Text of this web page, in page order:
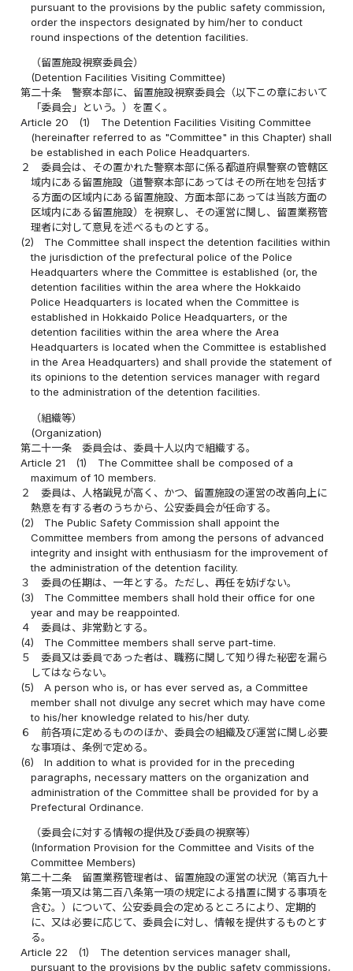
pursuant to the provisions by the public safety commission,
order the inspectors designated by him/her to conduct
round inspections of the detention facilities.
（留置施設視察委員会）
(Detention Facilities Visiting Committee)
第二十条
警察本部に、留置施設視察委員会（以下この章において
「委員会」という。）を置く。
Article 20
(1)
The Detention Facilities Visiting Committee
(hereinafter referred to as "Committee" in this Chapter) shall
be established in each Police Headquarters.
２
委員会は、その置かれた警察本部に係る都道府県警察の管轄区
域内にある留置施設（道警察本部にあってはその所在地を包括す
る方面の区域内にある留置施設、方面本部にあっては当該方面の
区域内にある留置施設）を視察し、その運営に関し、留置業務管
理者に対して意見を述べるものとする。
(2)
The Committee shall inspect the detention facilities within
the jurisdiction of the prefectural police of the Police
Headquarters where the Committee is established (or, the
detention facilities within the area where the Hokkaido
Police Headquarters is located when the Committee is
established in Hokkaido Police Headquarters, or the
detention facilities within the area where the Area
Headquarters is located when the Committee is established
in the Area Headquarters) and shall provide the statement of
its opinions to the detention services manager with regard
to the administration of the detention facilities.
（組織等）
(Organization)
第二十一条
委員会は、委員十人以内で組織する。
Article 21
(1)
The Committee shall be composed of a
maximum of 10 members.
２
委員は、人格識見が高く、かつ、留置施設の運営の改善向上に
熱意を有する者のうちから、公安委員会が任命する。
(2)
The Public Safety Commission shall appoint the
Committee members from among the persons of advanced
integrity and insight with enthusiasm for the improvement of
the administration of the detention facility.
３
委員の任期は、一年とする。ただし、再任を妨げない。
(3)
The Committee members shall hold their office for one
year and may be reappointed.
４
委員は、非常勤とする。
(4)
The Committee members shall serve part-time.
５
委員又は委員であった者は、職務に関して知り得た秘密を漏ら
してはならない。
(5)
A person who is, or has ever served as, a Committee
member shall not divulge any secret which may have come
to his/her knowledge related to his/her duty.
６
前各項に定めるもののほか、委員会の組織及び運営に関し必要
な事項は、条例で定める。
(6)
In addition to what is provided for in the preceding
paragraphs, necessary matters on the organization and
administration of the Committee shall be provided for by a
Prefectural Ordinance.
（委員会に対する情報の提供及び委員の視察等）
(Information Provision for the Committee and Visits of the
Committee Members)
第二十二条
留置業務管理者は、留置施設の運営の状況（第百九十
条第一項又は第二百八条第一項の規定による措置に関する事項を
含む。）について、公安委員会の定めるところにより、定期的
に、又は必要に応じて、委員会に対し、情報を提供するものとす
る。
Article 22
(1)
The detention services manager shall,
pursuant to the provisions by the public safety commissions,